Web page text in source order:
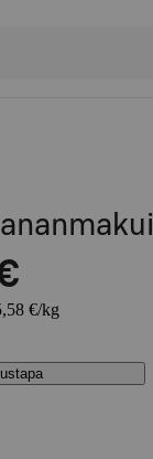
€/kg